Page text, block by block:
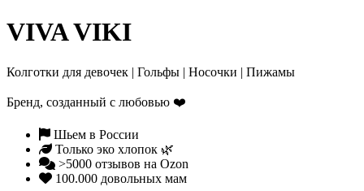
VIVA VIKI
Колготки для девочек | Гольфы | Носочки | Пижамы
Бренд, созданный с любовью ❤️
Шьем в России
Только эко хлопок 🌿
>5000 отзывов на Ozon
100.000 довольных мам